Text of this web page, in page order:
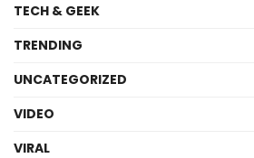
TECH & GEEK
TRENDING
UNCATEGORIZED
VIDEO
VIRAL